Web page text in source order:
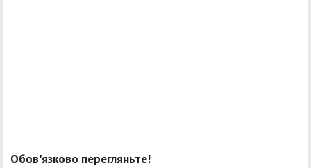
Обов'язково перегляньте!